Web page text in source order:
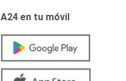
A24 en tu móvil